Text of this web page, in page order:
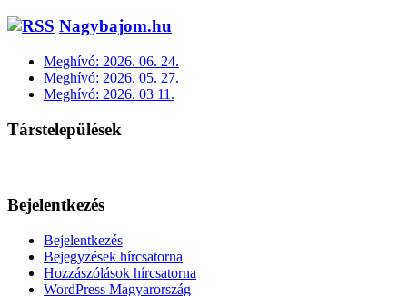
Nagybajom.hu
Meghívó: 2026. 06. 24.
Meghívó: 2026. 05. 27.
Meghívó: 2026. 03 11.
Társtelepülések
Bejelentkezés
Bejelentkezés
Bejegyzések hírcsatorna
Hozzászólások hírcsatorna
WordPress Magyarország